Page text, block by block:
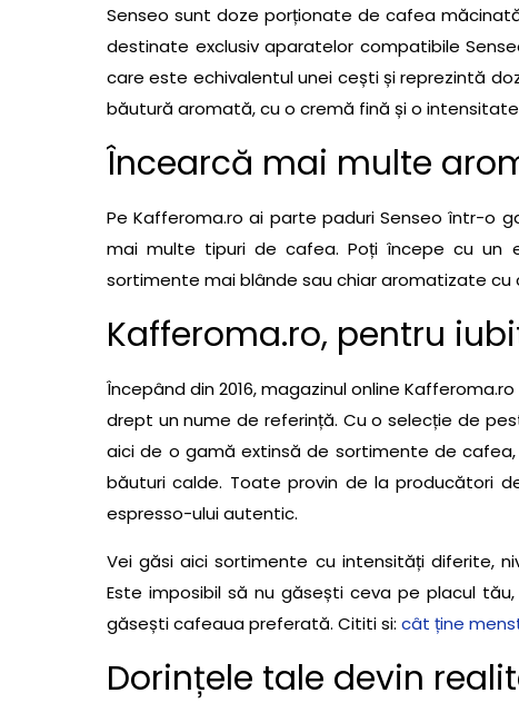
Senseo sunt doze porționate de cafea
destinate exclusiv aparatelor compatibile
care este echivalentul unei cești și reprezintă
băutură aromată, cu o cremă fină și o
Încearcă mai multe
Pe Kafferoma.ro ai parte paduri Senseo într-o
mai multe tipuri de cafea. Poți începe cu un
sortimente mai blânde sau chiar aromatizate cu
Kafferoma.ro, pentru
Începând din 2016, magazinul online
drept un nume de referință. Cu o selecție de
aici de o gamă extinsă de sortimente de cafea,
băuturi calde. Toate provin de la producători
espresso-ului autentic.
Vei găsi aici sortimente cu intensități diferite,
Este imposibil să nu găsești ceva pe placul
găsești cafeaua preferată. Cititi si: cât ține
Dorințele tale devin